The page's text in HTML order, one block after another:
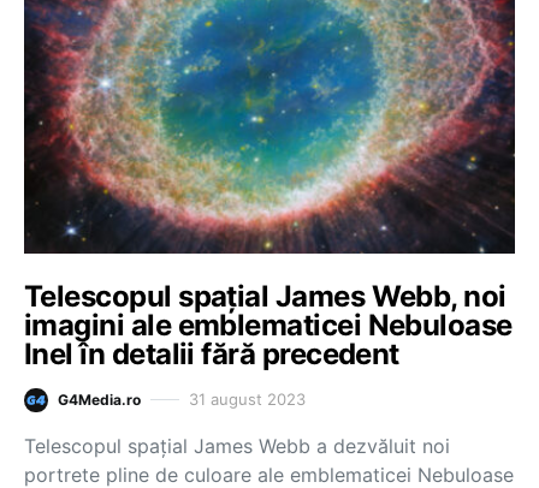
Telescopul spațial James Webb, noi
imagini ale emblematicei Nebuloase
Inel în detalii fără precedent
G4Media.ro 31 august 2023
Telescopul spațial James Webb a dezvăluit noi
portrete pline de culoare ale emblematicei Nebuloase